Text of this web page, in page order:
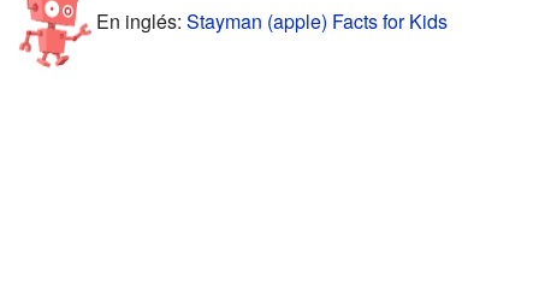
En inglés: Stayman (apple) Facts for Kids